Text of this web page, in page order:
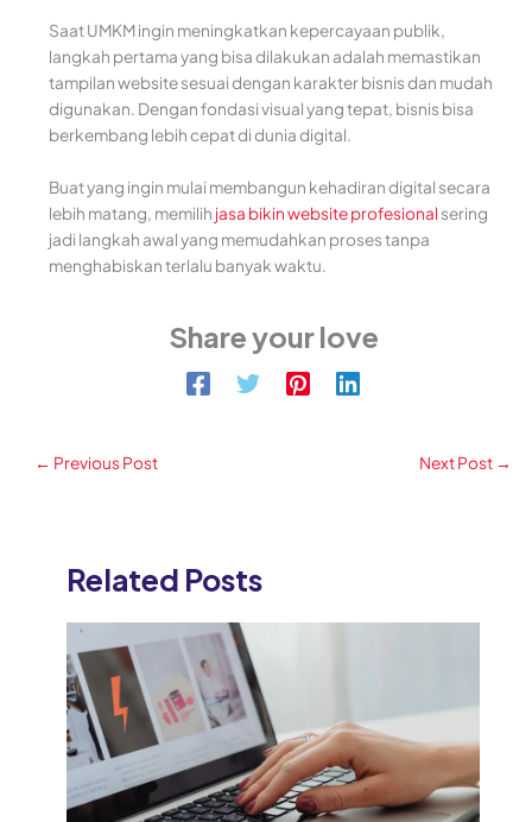
Saat UMKM ingin meningkatkan kepercayaan publik,
langkah pertama yang bisa dilakukan adalah memastikan
tampilan website sesuai dengan karakter bisnis dan mudah
digunakan. Dengan fondasi visual yang tepat, bisnis bisa
berkembang lebih cepat di dunia digital.
Buat yang ingin mulai membangun kehadiran digital secara
lebih matang, memilih jasa bikin website profesional sering
jadi langkah awal yang memudahkan proses tanpa
menghabiskan terlalu banyak waktu.
Share your love
← Previous Post Next Post →
Related Posts